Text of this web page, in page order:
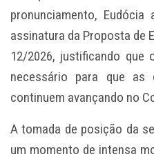
pronunciamento,
assinatura da Proposta de
12/2026, justificando que
necessário para que
continuem avançando no
A tomada de posição da
um momento de intensa